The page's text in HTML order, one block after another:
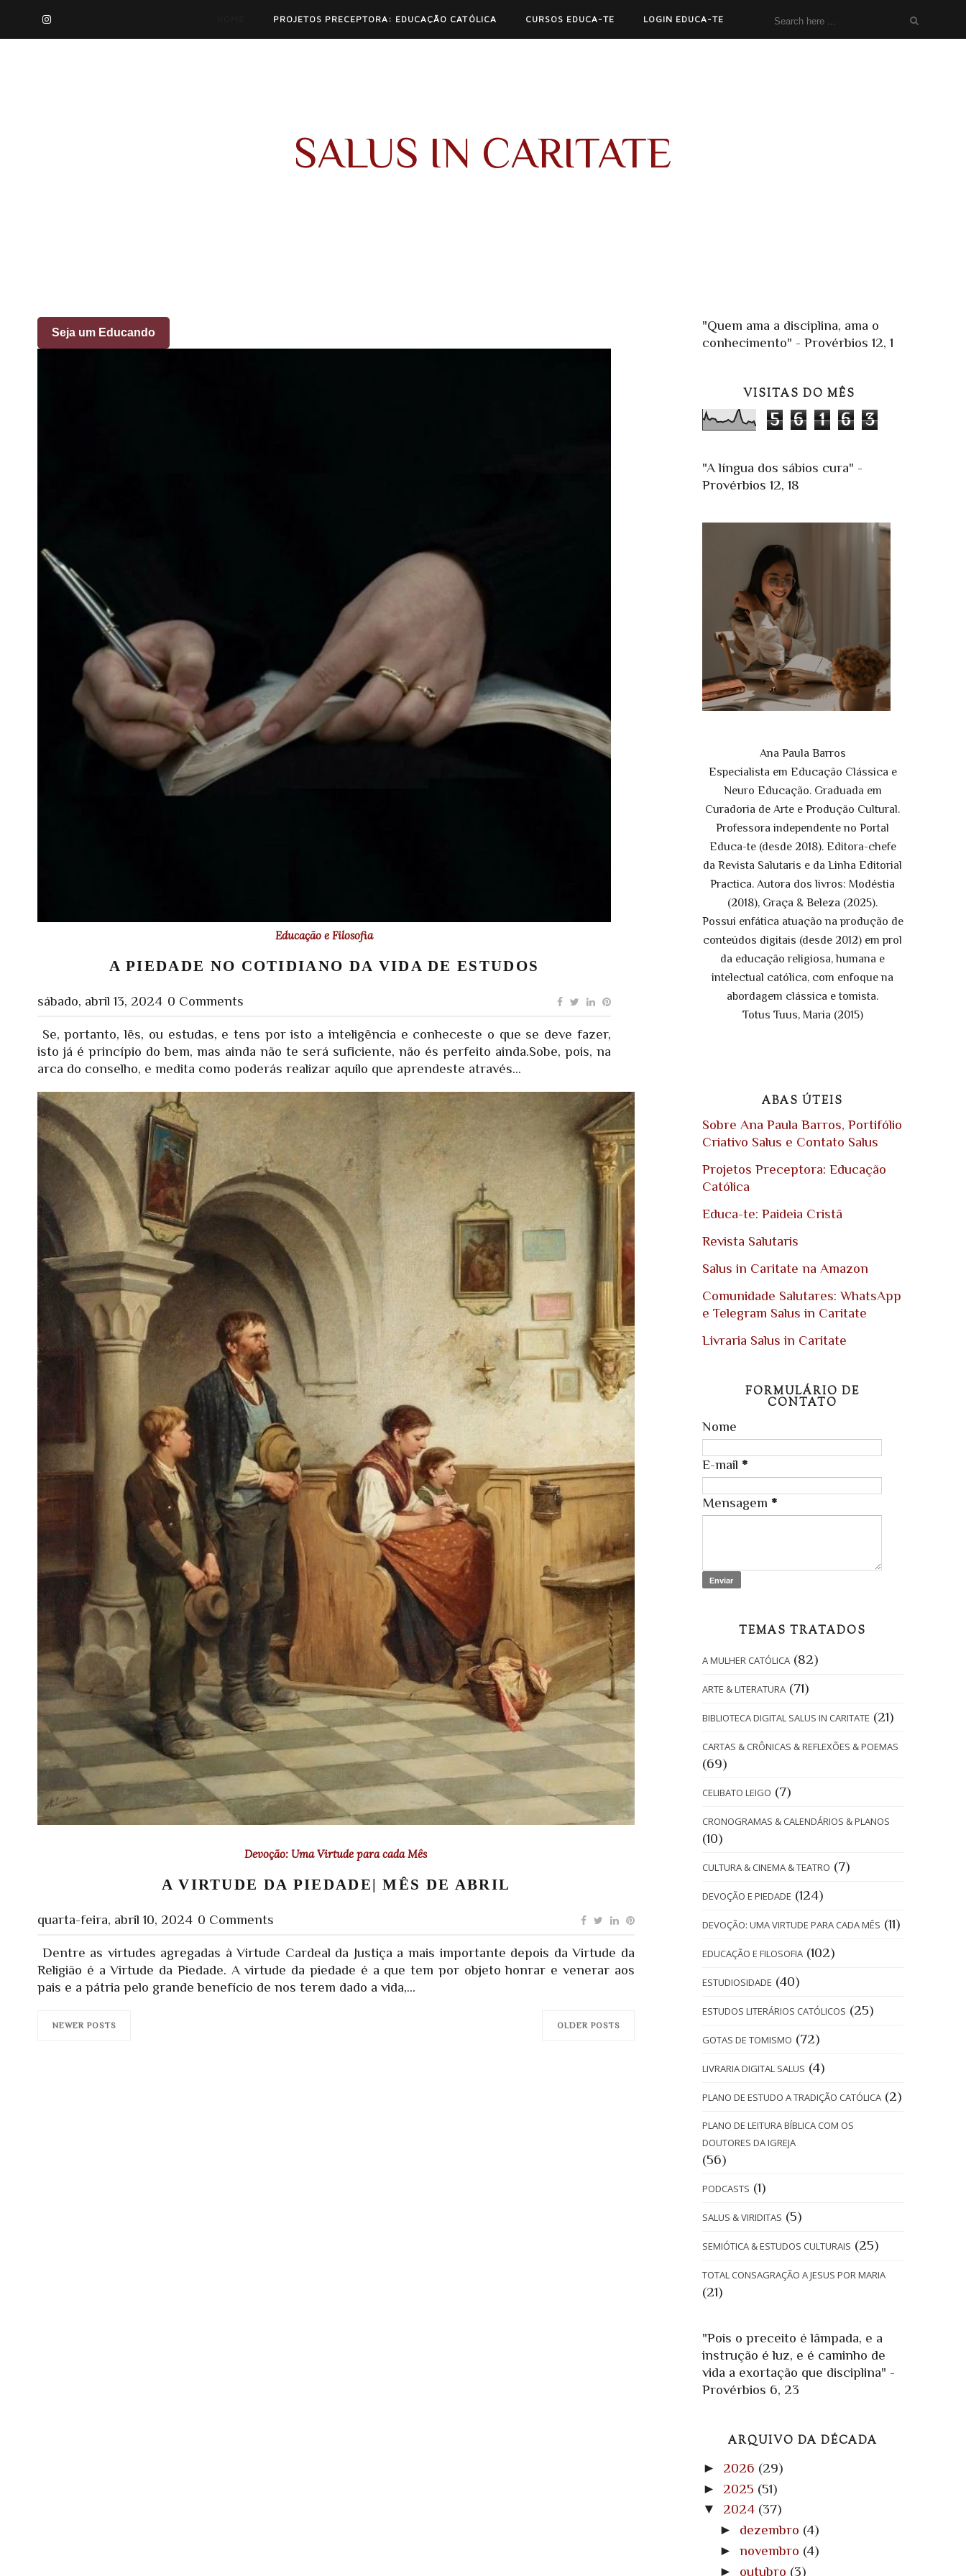
PROJETOS PRECEPTORA: EDUCAÇÃO CATÓLICA CURSOS EDUCA-TE LOGIN EDUCA-TE
SALUS IN CARITATE
Seja um Educando
Educação e Filosofia
A PIEDADE NO COTIDIANO DA VIDA DE ESTUDOS
sábado, abril 13, 2024 0 Comments
Se, portanto, lês, ou estudas, e tens por isto a inteligência e conheceste o que se deve fazer,
isto já é princípio do bem, mas ainda não te será suficiente, não és perfeito ainda.Sobe, pois, na
arca do conselho, e medita como poderás realizar aquilo que aprendeste através...
Devoção: Uma Virtude para cada Mês
A VIRTUDE DA PIEDADE| MÊS DE ABRIL
quarta-feira, abril 10, 2024 0 Comments
Dentre as virtudes agregadas à Virtude Cardeal da Justiça a mais importante depois da Virtude da
Religião é a Virtude da Piedade. A virtude da piedade é a que tem por objeto honrar e venerar aos
pais e a pátria pelo grande benefício de nos terem dado a vida,...
NEWER POSTS OLDER POSTS
"Quem ama a disciplina, ama o
conhecimento" - Provérbios 12, 1
VISITAS DO MÊS
5 6 1 6 3
"A língua dos sábios cura" -
Provérbios 12, 18
Ana Paula Barros
Especialista em Educação Clássica e
Neuro Educação. Graduada em
Curadoria de Arte e Produção Cultural.
Professora independente no Portal
Educa-te (desde 2018). Editora-chefe
da Revista Salutaris e da Linha Editorial
Practica. Autora dos livros: Modéstia
(2018), Graça & Beleza (2025).
Possui enfática atuação na produção de
conteúdos digitais (desde 2012) em prol
da educação religiosa, humana e
intelectual católica, com enfoque na
abordagem clássica e tomista.
Totus Tuus, Maria (2015)
ABAS ÚTEIS
Sobre Ana Paula Barros, Portifólio
Criativo Salus e Contato Salus
Projetos Preceptora: Educação
Católica
Educa-te: Paideia Cristã
Revista Salutaris
Salus in Caritate na Amazon
Comunidade Salutares: WhatsApp
e Telegram Salus in Caritate
Livraria Salus in Caritate
FORMULÁRIO DE
CONTATO
Nome
E-mail *
Mensagem *
TEMAS TRATADOS
A MULHER CATÓLICA (82)
ARTE & LITERATURA (71)
BIBLIOTECA DIGITAL SALUS IN CARITATE (21)
CARTAS & CRÔNICAS & REFLEXÕES & POEMAS
(69)
CELIBATO LEIGO (7)
CRONOGRAMAS & CALENDÁRIOS & PLANOS
(10)
CULTURA & CINEMA & TEATRO (7)
DEVOÇÃO E PIEDADE (124)
DEVOÇÃO: UMA VIRTUDE PARA CADA MÊS (11)
EDUCAÇÃO E FILOSOFIA (102)
ESTUDIOSIDADE (40)
ESTUDOS LITERÁRIOS CATÓLICOS (25)
GOTAS DE TOMISMO (72)
LIVRARIA DIGITAL SALUS (4)
PLANO DE ESTUDO A TRADIÇÃO CATÓLICA (2)
PLANO DE LEITURA BÍBLICA COM OS
DOUTORES DA IGREJA
(56)
PODCASTS (1)
SALUS & VIRIDITAS (5)
SEMIÓTICA & ESTUDOS CULTURAIS (25)
TOTAL CONSAGRAÇÃO A JESUS POR MARIA
(21)
"Pois o preceito é lâmpada, e a
instrução é luz, e é caminho de
vida a exortação que disciplina" -
Provérbios 6, 23
ARQUIVO DA DÉCADA
► 2026 (29)
► 2025 (51)
▼ 2024 (37)
► dezembro (4)
► novembro (4)
► outubro (3)